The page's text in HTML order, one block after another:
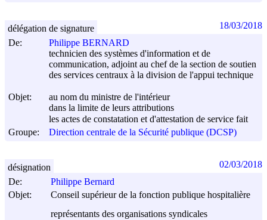
De:
Philippe BERNARD
technicien des systèmes d'information et de
communication, adjoint au chef de la section de soutien
des services centraux à la division de l'appui technique
Objet:
au nom du ministre de l'intérieur
dans la limite de leurs attributions
les actes de constatation et d'attestation de service fait
Groupe:
Direction centrale de la Sécurité publique (DCSP)
délégation de signature 18/03/2018
De:
Philippe Bernard
Objet:
Conseil supérieur de la fonction publique hospitalière
représentants des organisations syndicales
désignation 02/03/2018